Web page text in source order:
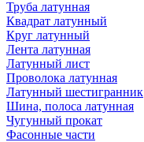
Труба латунная
Квадрат латунный
Круг латунный
Лента латунная
Латунный лист
Проволока латунная
Латунный шестигранник
Шина, полоса латунная
Чугунный прокат
Фасонные части